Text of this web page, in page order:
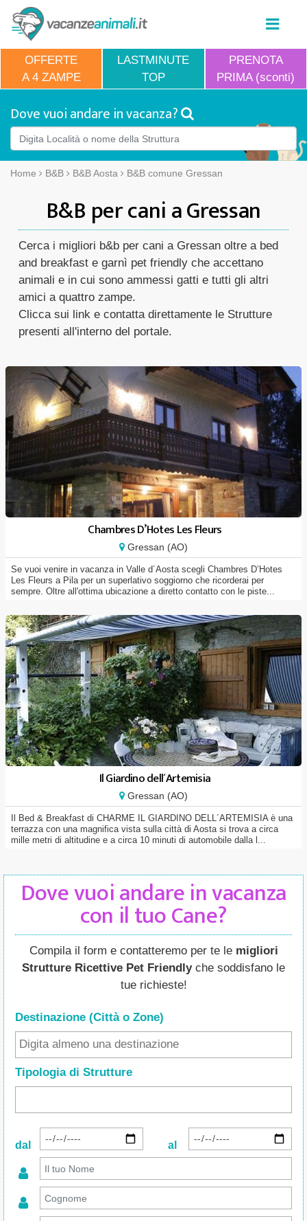
OFFERTE
A 4 ZAMPE
LASTMINUTE
TOP
PRENOTA
PRIMA (sconti)
Dove vuoi andare in vacanza?
Home B&B B&B Aosta B&B comune Gressan
B&B per cani a Gressan
Cerca i migliori b&b per cani a Gressan oltre a bed
and breakfast e garnì pet friendly che accettano
animali e in cui sono ammessi gatti e tutti gli altri
amici a quattro zampe.
Clicca sui link e contatta direttamente le Strutture
presenti all'interno del portale.
Chambres D’Hotes Les Fleurs
Gressan (AO)
Se vuoi venire in vacanza in Valle d´Aosta scegli Chambres D’Hotes
Les Fleurs a Pila per un superlativo soggiorno che ricorderai per
sempre. Oltre all'ottima ubicazione a diretto contatto con le piste...
Il Giardino dell´Artemisia
Gressan (AO)
Il Bed & Breakfast di CHARME IL GIARDINO DELL´ARTEMISIA è una
terrazza con una magnifica vista sulla città di Aosta si trova a circa
mille metri di altitudine e a circa 10 minuti di automobile dalla l...
Dove vuoi andare in vacanza
con il tuo Cane?
Compila il form e contatteremo per te le migliori
Strutture Ricettive Pet Friendlyche soddisfano le
tue richieste!
Destinazione (Città o Zone)
Tipologia di Strutture
dal al